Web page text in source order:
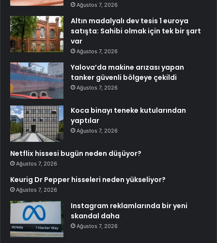
Ağustos 7, 2026
Altın madalyalı dev tesis 1 euroya
satışta: Sahibi olmak için tek bir şart
var
Ağustos 7, 2026
Yalova’da makine arızası yapan
tanker güvenli bölgeye çekildi
Ağustos 7, 2026
Koca binayı teneke kutularından
yaptılar
Ağustos 7, 2026
Netflix hissesi bugün neden düşüyor?
Ağustos 7, 2026
Keurig Dr Pepper hisseleri neden yükseliyor?
Ağustos 7, 2026
Instagram reklamlarında bir yeni
skandal daha
Ağustos 7, 2026